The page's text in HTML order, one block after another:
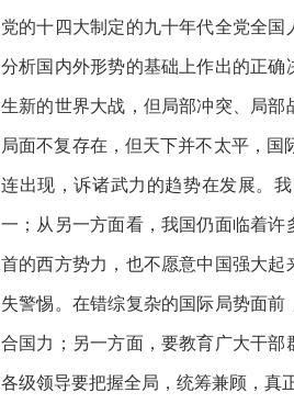
党的十四大制定的九十年代全党全
分析国内外形势的基础上作出的正
生新的世界大战，但局部冲突、局
局面不复存在，但天下并不太平，国
连出现，诉诸武力的趋势在发展。
一；从另一方面看，我国仍面临着
首的西方势力，也不愿意中国强大
失警惕。在错综复杂的国际局势面
合国力；另一方面，要教育广大干
各级领导要把握全局，统筹兼顾，真